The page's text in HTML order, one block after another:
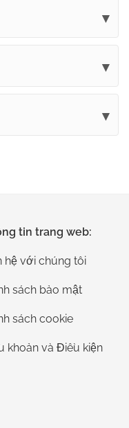
tin trang web:
hệ với chúng tôi
sách bảo mật
sách cookie
khoản và Điều kiện